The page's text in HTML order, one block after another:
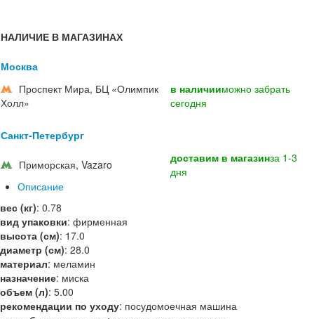
НАЛИЧИЕ В МАГАЗИНАХ
Москва
Проспект Мира, БЦ «Олимпик
Холл»
в наличииможно забрать
сегодня
Санкт-Петербург
Приморская, Vazaro доставим в магазинза 1-3
дня
Описание
вес (кг): 0.78
вид упаковки: фирменная
высота (см): 17.0
диаметр (см): 28.0
материал: меламин
назначение: миска
объем (л): 5.00
рекомендации по уходу: посудомоечная машина